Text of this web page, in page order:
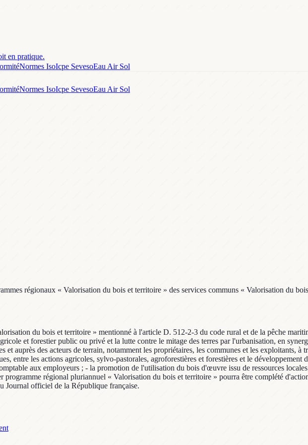
en pratique.
Normes IsoIcpe SevesoEau Air Sol
Normes IsoIcpe SevesoEau Air Sol
régionaux « Valorisation du bois et territoire » des services communs « Valorisation du
du bois et territoire » mentionné à l'article D. 512-2-3 du code rural et de la pêche
et forestier public ou privé et la lutte contre le mitage des terres par l'urbanisation, en
et auprès des acteurs de terrain, notamment les propriétaires, les communes et les exploitants,
entre les actions agricoles, sylvo-pastorales, agroforestières et forestières et le
aux employeurs ; - la promotion de l'utilisation du bois d'œuvre issu de ressources
régional pluriannuel « Valorisation du bois et territoire » pourra être complété
Journal officiel de la République française.